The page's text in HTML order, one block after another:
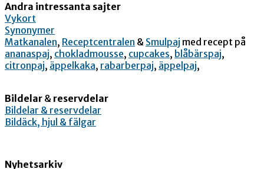
Andra intressanta sajter
Vykort
Synonymer
Matkanalen, Receptcentralen & Smulpaj med recept på
ananaspaj, chokladmousse, cupcakes, blåbärspaj,
citronpaj, äppelkaka, rabarberpaj, äppelpaj,
Bildelar & reservdelar
Bildelar & reservdelar
Bildäck, hjul & fälgar
Nyhetsarkiv